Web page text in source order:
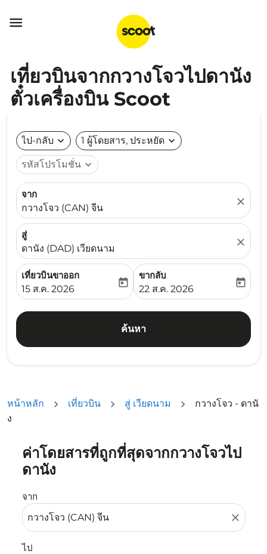

เที่ยวบินจากกวางโจวไปดานัง
ตั๋วเครื่องบิน Scoot
ไป-กลับ expand_more 1 ผู้โดยสาร, ประหยัด expand_more
รหัสโปรโมชั่น expand_more
จาก
กวางโจว (CAN) จีน
close
สู่
ดานัง (DAD) เวียดนาม
close
เที่ยวบินขาออก
fc-booking-departure-date-aria-label
15 ส.ค. 2026
today
ขากลับ
fc-booking-return-date-
22 ส.ค. 2026
today
ค้นหา
หน้าหลัก เที่ยวบิน สู่ เวียดนาม
กวางโจว - ดานั
ง
ค่าโดยสารที่ถูกที่สุดจากกวางโจวไป
ดานัง
จาก
close
ไป
ลองอัปเดตเส้นทางของคุณ (ต้นทางและ/หรือปลายทาง) หรื